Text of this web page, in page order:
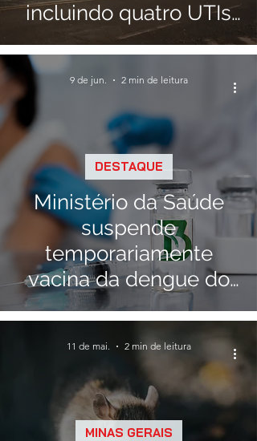
incluindo quatro UTIs
Móveis
Ministério da Saúde
suspende
temporariamente
vacina da dengue do
Butantan após
registros de eventos
adversos
DESTAQUE
9 de jun. 2 min de leitura
MINAS GERAIS
11 de mai. 2 min de leitura